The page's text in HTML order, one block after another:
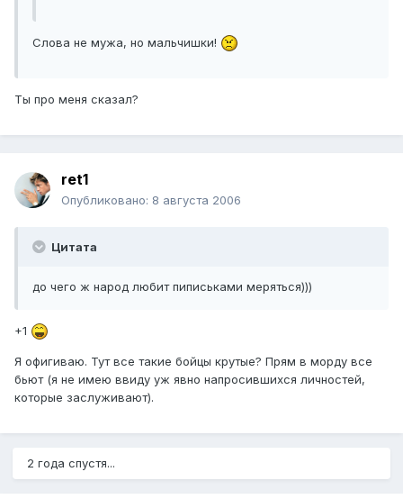
Слова не мужа, но мальчишки!
Ты про меня сказал?
ret1
Опубликовано: 8 августа 2006
Цитата
до чего ж народ любит пиписьками меряться)))
+1
Я офигиваю. Тут все такие бойцы крутые? Прям в морду все
бьют (я не имею ввиду уж явно напросившихся личностей,
которые заслуживают).
2 года спустя...